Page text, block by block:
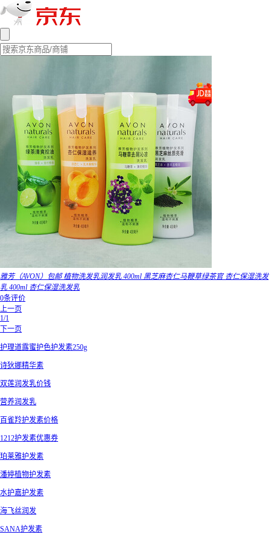
雅芳（AVON）包邮 植物洗发乳润发乳 400ml 黑芝麻杏仁马鞭草绿茶官 杏仁保湿洗发
乳 400ml 杏仁保湿洗发乳
0条评价
上一页
1/1
下一页
护理道露蜜护色护发素250g
诗狄娜精华素
双莲润发乳价钱
营养润发乳
百雀羚护发素价格
1212护发素优惠券
珀莱雅护发素
潘婷植物护发素
水护嘉护发素
海飞丝润发
SANA护发素